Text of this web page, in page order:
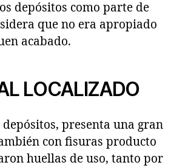
depósitos como parte de
que no era apropiado
acabado.
LOCALIZADO
presenta una gran
con fisuras producto
huellas de uso, tanto por